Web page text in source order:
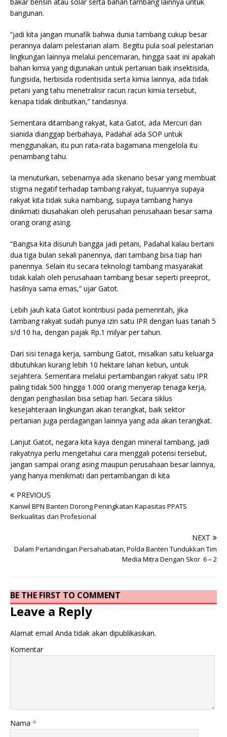
bakar bensin atau solar serta bahan tambang lainnya untuk
bangunan.
“jadi kita jangan munafik bahwa dunia tambang cukup besar
perannya dalam pelestarian alam. Begitu pula soal pelestarian
lingkungan lainnya melalui pencemaran, hingga saat ini apakah
bahan kimia yang digunakan untuk pertanian baik insektisida,
fungisida, herbisida rodentisida serta kimia lainnya, ada tidak
petani yang tahu menetralisir racun racun kimia tersebut,
kenapa tidak diributkan,” tandasnya.
Sementara ditambang rakyat, kata Gatot, ada Mercuri dan
sianida dianggap berbahaya, Padahal ada SOP untuk
menggunakan, itu pun rata-rata bagamana mengelola itu
penambang tahu.
Ia menuturkan, sebenarnya ada skenario besar yang membuat
stigma negatif terhadap tambang rakyat, tujuannya supaya
rakyat kita tidak suka nambang, supaya tambang hanya
dinikmati diusahakan oleh perusahan perusahaan besar sama
orang orang asing.
“Bangsa kita disuruh bangga jadi petani, Padahal kalau bertani
dua tiga bulan sekali panennya, dari tambang bisa tiap hari
panennya. Selain itu secara teknologi tambang masyarakat
tidak kalah oleh perusahaan tambang besar seperti preeprot,
hasilnya sama emas,” ujar Gatot.
Lebih jauh kata Gatot kontribusi pada pemerintah, jika
tambang rakyat sudah punya izin satu IPR dengan luas tanah 5
s/d 10 ha, dengan pajak Rp.1 milyar per tahun.
Dari sisi tenaga kerja, sambung Gatot, misalkan satu keluarga
dibutuhkan kurang lebih 10 hektare lahan kebun, untuk
sejahtera. Sementara melalui pertambangan rakyat satu IPR
paling tidak 500 hingga 1.000 orang menyerap tenaga kerja,
dengan penghasilan bisa setiap hari. Secara siklus
kesejahteraan lingkungan akan terangkat, baik sektor
pertanian juga perdagangan lainnya yang ada akan terangkat.
Lanjut Gatot, negara kita kaya dengan mineral tambang, jadi
rakyatnya perlu mengetahui cara menggali potensi tersebut,
jangan sampai orang asing maupun perusahaan besar lainnya,
yang hanya menikmati dari pertambangan di kita
PREVIOUS
Kanwil BPN Banten Dorong Peningkatan Kapasitas PPATS
Berkualitas dan Profesional
NEXT
Dalam Pertandingan Persahabatan, Polda Banten Tundukkan Tim
Media Mitra Dengan Skor 6 – 2
BE THE FIRST TO COMMENT
Leave a Reply
Alamat email Anda tidak akan dipublikasikan.
Komentar
Nama *